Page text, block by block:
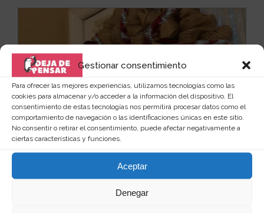
Gestionar consentimiento
Para ofrecer las mejores experiencias, utilizamos tecnologías como las
cookies para almacenar y/o acceder a la información del dispositivo. El
consentimiento de estas tecnologías nos permitirá procesar datos como el
comportamiento de navegación o las identificaciones únicas en este sitio.
No consentir o retirar el consentimiento, puede afectar negativamente a
ciertas características y funciones.
Aceptar
Denegar